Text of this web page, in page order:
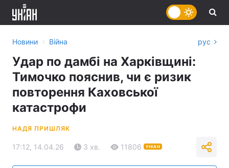
Новини › Війна рус
Удар по дамбі на Харківщині:
Тимочко пояснив, чи є ризик
повторення Каховської
катастрофи
НАДЯ ПРИШЛЯК
17:12, 14.04.26 3 хв. 11806 УНІАН